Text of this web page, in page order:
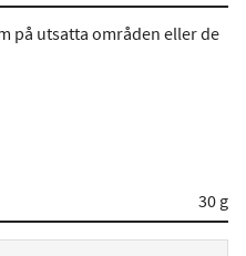
på utsatta områden eller de
30 g